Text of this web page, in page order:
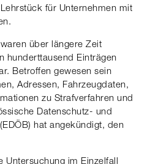
für Unternehmen mit
über längere Zeit
hunderttausend Einträgen
Betroffen gewesen sein
Adressen, Fahrzeugdaten,
zu Strafverfahren und
Datenschutz- und
hat angekündigt, den
Untersuchung im Einzelfall